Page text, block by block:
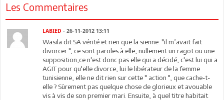
Les Commentaires
LABIED - 26-11-2012 13:11
Wasila dit SA vérité et rien que la sienne: "il m’avait fait
divorcer ", ce sont paroles à elle, nullement un ragot ou une
supposition,ce n'est donc pas elle qui a décidé, c'est lui qui a
AGIT pour qu'elle divorce, lui le libérateur de la femme
tunisienne, elle ne dit rien sur cette " action ", que cache-t-
elle ? Sûrement pas quelque chose de glorieux et avouable
vis à vis de son premier mari. Ensuite, à quel titre habitait